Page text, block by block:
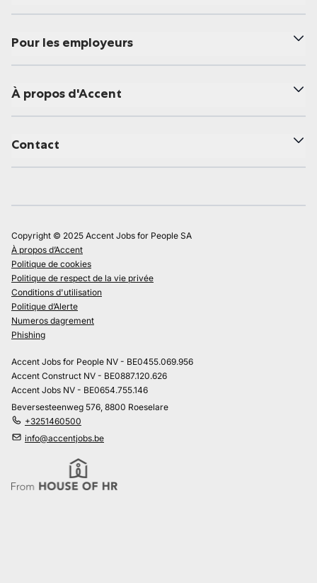
Pour les employeurs
À propos d'Accent
Contact
Copyright © 2025 Accent Jobs for People SA
À propos d’Accent
Politique de cookies
Politique de respect de la vie privée
Conditions d'utilisation
Politique d’Alerte
Numeros dagrement
Phishing
Accent Jobs for People NV - BE0455.069.956
Accent Construct NV - BE0887.120.626
Accent Jobs NV - BE0654.755.146
Beversesteenweg 576, 8800 Roeselare
+3251460500
info@accentjobs.be